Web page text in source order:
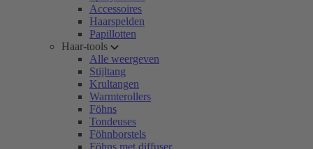
Accessoires
Haarspelden
Papillotten
Haar-tools
Alle weergeven
Stijltang
Krultangen
Warmterollers
Föhns
Tondeuses
Föhnborstels
Föhns met diffuser